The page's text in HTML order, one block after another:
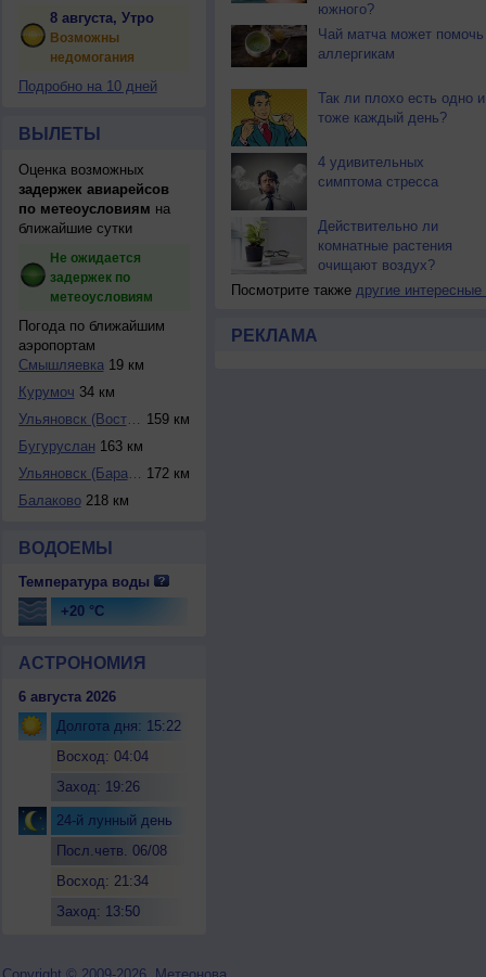
8 августа, Утро
Возможны
недомогания
Подробно на 10 дней
ВЫЛЕТЫ
Оценка возможных
задержек авиарейсов
по метеоусловиям на
ближайшие сутки
Не ожидается
задержек по
метеоусловиям
Погода по ближайшим
аэропортам
Смышляевка19 км
Курумоч 34 км
Ульяновск (Восточ... 159 км
Бугуруслан 163 км
Ульяновск (Барата... 172 км
Балаково218 км
ВОДОЕМЫ
Температура воды
+20 °C
АСТРОНОМИЯ
6 августа 2026
Долгота дня: 15:22
Восход: 04:04
Заход: 19:26
24-й лунный день
Посл.четв. 06/08
Восход: 21:34
Заход: 13:50
южного?
Чай матча может помочь
аллергикам
Так ли плохо есть одно и
тоже каждый день?
4 удивительных
симптома стресса
Действительно ли
комнатные растения
очищают воздух?
Посмотрите также другие интересные
РЕКЛАМА